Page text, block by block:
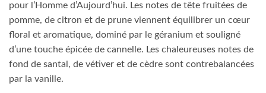
pour l’Homme d’Aujourd’hui. Les notes de tête fruitées de
pomme, de citron et de prune viennent équilibrer un cœur
floral et aromatique, dominé par le géranium et souligné
d’une touche épicée de cannelle. Les chaleureuses notes de
fond de santal, de vétiver et de cèdre sont contrebalancées
par la vanille.